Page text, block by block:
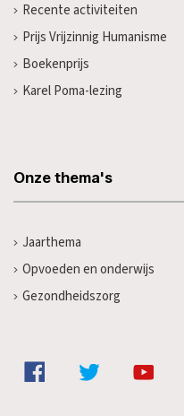
Recente activiteiten
Prijs Vrijzinnig Humanisme
Boekenprijs
Karel Poma-lezing
Onze thema's
Jaarthema
Opvoeden en onderwijs
Gezondheidszorg